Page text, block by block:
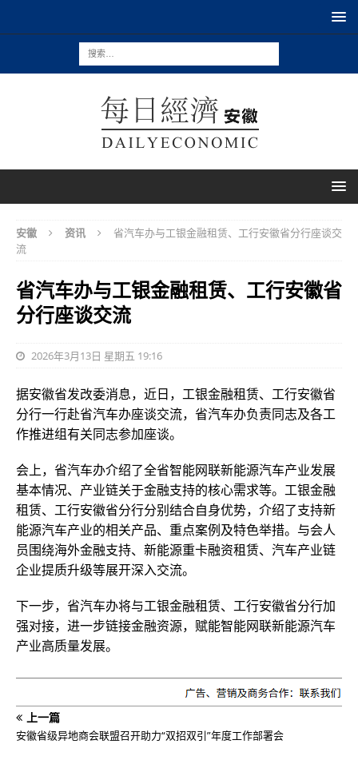
安徽 资讯
省汽车办与工银金融租赁、工行安徽省分行座谈交
流
省汽车办与工银金融租赁、工行安徽省
分行座谈交流
2026年3月13日 星期五 19:16
据安徽省发改委消息，近日，工银金融租赁、工行安徽省
分行一行赴省汽车办座谈交流，省汽车办负责同志及各工
作推进组有关同志参加座谈。
会上，省汽车办介绍了全省智能网联新能源汽车产业发展
基本情况、产业链关于金融支持的核心需求等。工银金融
租赁、工行安徽省分行分别结合自身优势，介绍了支持新
能源汽车产业的相关产品、重点案例及特色举措。与会人
员围绕海外金融支持、新能源重卡融资租赁、汽车产业链
企业提质升级等展开深入交流。
下一步，省汽车办将与工银金融租赁、工行安徽省分行加
强对接，进一步链接金融资源，赋能智能网联新能源汽车
产业高质量发展。
上一篇
安徽省级异地商会联盟召开助力“双招双引”年度工作部署会